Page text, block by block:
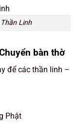
Linh
bàn thờ
để các thần linh –
Phật